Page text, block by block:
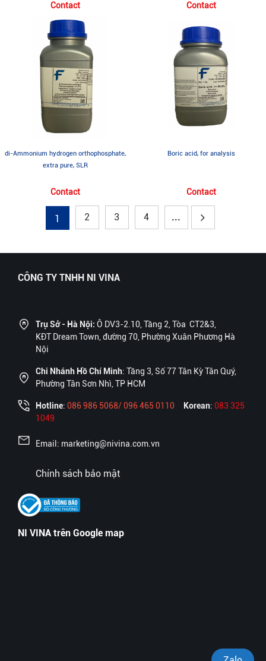
Contact Contact
di-Ammonium hydrogen orthophosphate,
extra pure, SLR
Contact
Boric acid, for analysis
Contact
1 2 3 4 ...
CÔNG TY TNHH NI VINA
Trụ Sở - Hà Nội: Ô DV3-2.10, Tầng 2, Tòa CT2&3,
KĐT Dream Town, đường 70, Phường Xuân Phương Hà
Nội
Chi Nhánh Hồ Chí Minh: Tầng 3, Số 77 Tân Kỳ Tân Quý,
Phường Tân Sơn Nhì, TP HCM
Hotline: 086 986 5068/ 096 465 0110 Korean: 083 325
1049
Email: marketing@nivina.com.vn
Chính sách bảo mật
NI VINA trên Google map